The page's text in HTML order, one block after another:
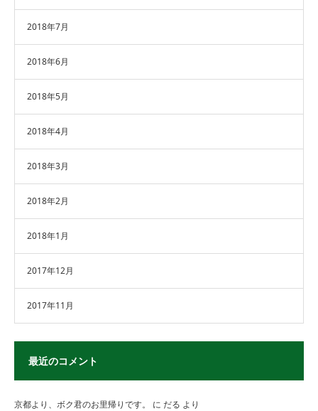
2018年7月
2018年6月
2018年5月
2018年4月
2018年3月
2018年2月
2018年1月
2017年12月
2017年11月
最近のコメント
京都より、ボク君のお里帰りです。 に だる より